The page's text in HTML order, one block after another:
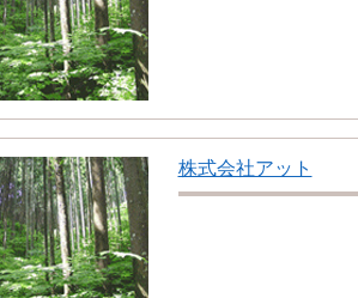
株式会社アット